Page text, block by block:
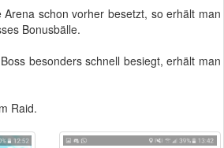
schon vorher besetzt, so erhält man
Bonusbälle.
besonders schnell besiegt, erhält man
Raid.